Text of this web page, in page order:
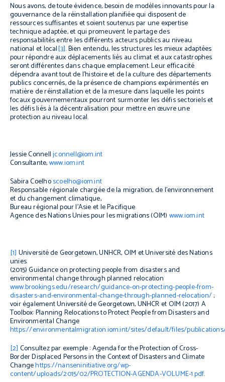
Nous avons, de toute évidence, besoin de modèles innovants pour la
gouvernance de la réinstallation planifiée qui disposent de
ressources suffisantes et soient soutenus par une expertise
technique adaptée, et qui promeuvent le partage des
responsabilités entre les différents acteurs publics au niveau
national et local[3]. Bien entendu, les structures les mieux adaptées
pour répondre aux déplacements liés au climat et aux catastrophes
seront différentes dans chaque emplacement. Leur efficacité
dépendra avant tout de l’histoire et de la culture des départements
publics concernés, de la présence de champions expérimentés en
matière de réinstallation et de la mesure dans laquelle les points
focaux gouvernementaux pourront surmonter les défis sectoriels et
les défis liés à la décentralisation pour mettre en œuvre une
protection au niveau local.
Jessie Connelljconnell@iom.int
Consultante,www.iom.int
Sabira Coelhoscoelho@iom.int
Responsable régionale chargée de la migration, de l’environnement
et du changement climatique,
Bureau régional pour l’Asie et le Pacifique
Agence des Nations Unies pour les migrations (OIM) www.iom.int
[1] Université de Georgetown, UNHCR, OIM et Université des Nations
unies
(2015)Guidance on protecting people from disasters and
environmental change through planned relocation
www.brookings.edu/research/guidance-on-protecting-people-from-
disasters-and-environmental-change-through-planned-relocation/;
voir également Université de Georgetown, UNHCR et OIM (2017) A
Toolbox: Planning Relocations to Protect People from Disasters and
Environmental Change
https://environmentalmigration.iom.int/sites/default/files/publications/
[2] Consultez par exemple : Agenda for the Protection of Cross-
Border Displaced Persons in the Context of Disasters and Climate
Changehttps://nanseninitiative.org/wp-
content/uploads/2015/02/PROTECTION-AGENDA-VOLUME-1.pdf.